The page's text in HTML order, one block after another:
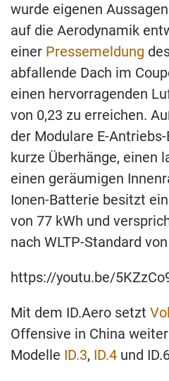
wurde eigenen
auf die Aerodynamik
einer Pressemeldung
abfallende Dach im
einen hervorragenden
von 0,23 zu erreichen.
der Modulare E-
kurze Überhänge, einen
einen geräumigen
Ionen-Batterie besitzt
von 77 kWh und
nach WLTP-Standard
https://youtu.be/
Mit dem ID.Aero setzt
Offensive in China
Modelle ID.3, ID.4 und